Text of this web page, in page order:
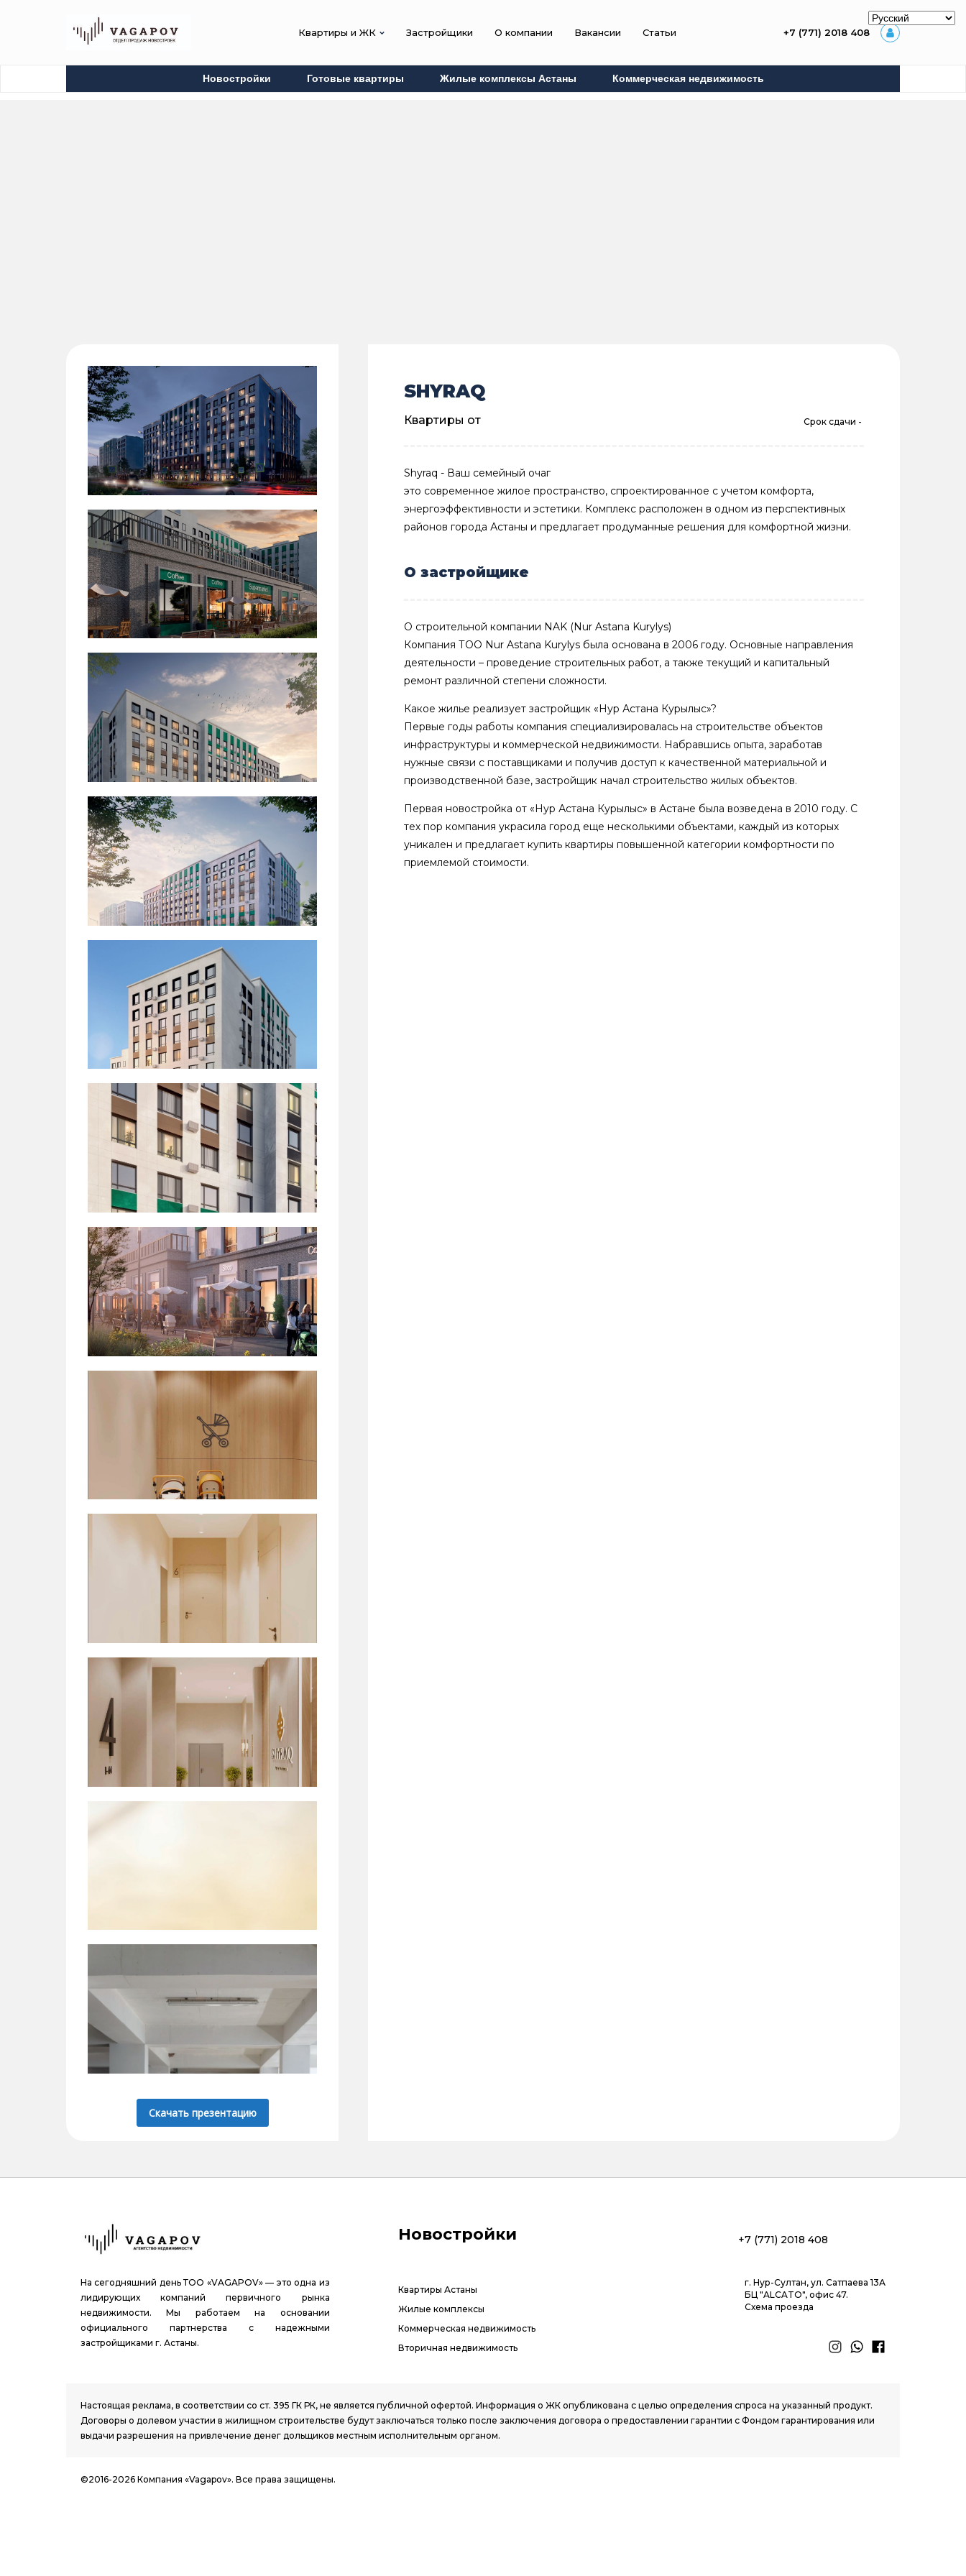
Квартиры и ЖК Застройщики О компании Вакансии Статьи +7 (771) 2018 408
Новостройки Готовые квартиры Жилые комплексы Астаны Коммерческая недвижимость
Скачать презентацию
SHYRAQ
Квартиры от Срок сдачи -
Shyraq - Ваш семейный очаг
это современное жилое пространство, спроектированное с учетом комфорта,
энергоэффективности и эстетики. Комплекс расположен в одном из перспективных
районов города Астаны и предлагает продуманные решения для комфортной жизни.
О застройщике
О строительной компании NAK (Nur Astana Kurylys)
Компания ТОО Nur Astana Kurylys была основана в 2006 году. Основные направления
деятельности – проведение строительных работ, а также текущий и капитальный
ремонт различной степени сложности.
Какое жилье реализует застройщик «Нур Астана Курылыс»?
Первые годы работы компания специализировалась на строительстве объектов
инфраструктуры и коммерческой недвижимости. Набравшись опыта, заработав
нужные связи с поставщиками и получив доступ к качественной материальной и
производственной базе, застройщик начал строительство жилых объектов.
Первая новостройка от «Нур Астана Курылыс» в Астане была возведена в 2010 году. С
тех пор компания украсила город еще несколькими объектами, каждый из которых
уникален и предлагает купить квартиры повышенной категории комфортности по
приемлемой стоимости.
На сегодняшний день ТОО «VAGAPOV» — это одна из
лидирующих компаний первичного рынка
недвижимости. Мы работаем на основании
официального партнерства с надежными
застройщиками г. Астаны.
Новостройки
Квартиры Астаны
Жилые комплексы
Коммерческая недвижимость
Вторичная недвижимость
+7 (771) 2018 408
г. Нур-Султан, ул. Сатпаева 13А
БЦ "ALCATO", офис 47.
Схема проезда
Настоящая реклама, в соответствии со ст. 395 ГК РК, не является публичной офертой. Информация о ЖК опубликована с целью определения спроса на указанный продукт.
Договоры о долевом участии в жилищном строительстве будут заключаться только после заключения договора о предоставлении гарантии с Фондом гарантирования или
выдачи разрешения на привлечение денег дольщиков местным исполнительным органом.
©2016-2026 Компания «Vagapov». Все права защищены.